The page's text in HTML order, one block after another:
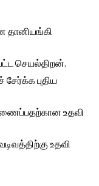
தானியங்கி
செயல்திறன்.
புதிய
உதவி
உதவி